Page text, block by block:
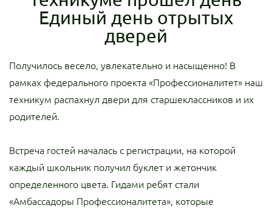
Единый день отрытых
дверей
Получилось весело, увлекательно и насыщенно! В
рамках федерального проекта «Профессионалитет» наш
техникум распахнул двери для старшеклассников и их
родителей.
Встреча гостей началась с регистрации, на которой
каждый школьник получил буклет и жетончик
определенного цвета. Гидами ребят стали
«Амбассадоры Профессионалитета», которые